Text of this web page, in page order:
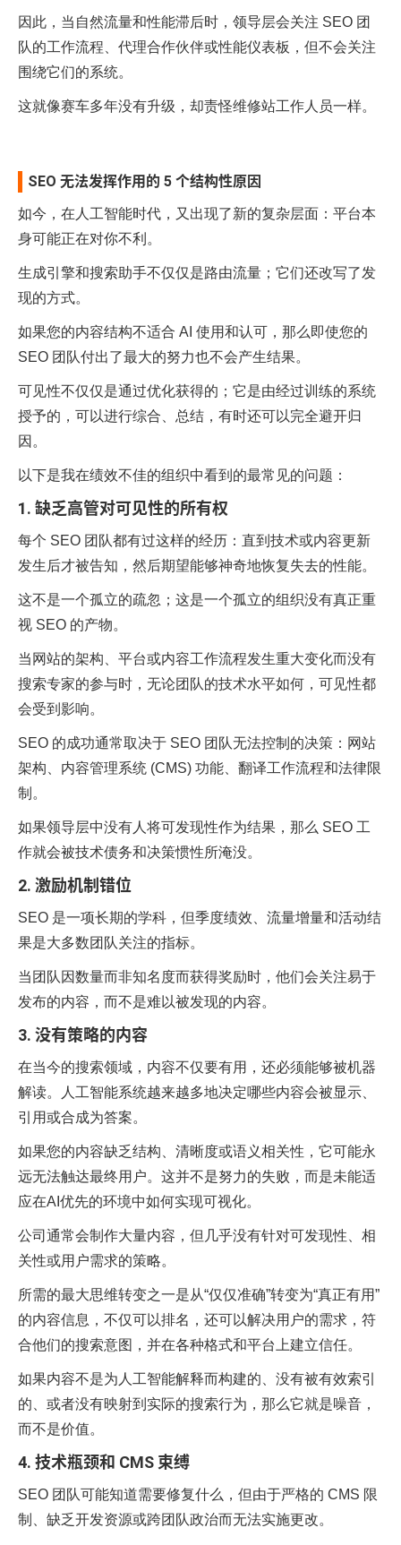
因此，当自然流量和性能滞后时，领导层会关注 SEO 团
队的工作流程、代理合作伙伴或性能仪表板，但不会关注
围绕它们的系统。
这就像赛车多年没有升级，却责怪维修站工作人员一样。
SEO 无法发挥作用的 5 个结构性原因
如今，在人工智能时代，又出现了新的复杂层面：平台本
身可能正在对你不利。
生成引擎和搜索助手不仅仅是路由流量；它们还改写了发
现的方式。
如果您的内容结构不适合 AI 使用和认可，那么即使您的
SEO 团队付出了最大的努力也不会产生结果。
可见性不仅仅是通过优化获得的；它是由经过训练的系统
授予的，可以进行综合、总结，有时还可以完全避开归
因。
以下是我在绩效不佳的组织中看到的最常见的问题：
1. 缺乏高管对可见性的所有权
每个 SEO 团队都有过这样的经历：直到技术或内容更新
发生后才被告知，然后期望能够神奇地恢复失去的性能。
这不是一个孤立的疏忽；这是一个孤立的组织没有真正重
视 SEO 的产物。
当网站的架构、平台或内容工作流程发生重大变化而没有
搜索专家的参与时，无论团队的技术水平如何，可见性都
会受到影响。
SEO 的成功通常取决于 SEO 团队无法控制的决策：网站
架构、内容管理系统 (CMS) 功能、翻译工作流程和法律限
制。
如果领导层中没有人将可发现性作为结果，那么 SEO 工
作就会被技术债务和决策惯性所淹没。
2. 激励机制错位
SEO 是一项长期的学科，但季度绩效、流量增量和活动结
果是大多数团队关注的指标。
当团队因数量而非知名度而获得奖励时，他们会关注易于
发布的内容，而不是难以被发现的内容。
3. 没有策略的内容
在当今的搜索领域，内容不仅要有用，还必须能够被机器
解读。人工智能系统越来越多地决定哪些内容会被显示、
引用或合成为答案。
如果您的内容缺乏结构、清晰度或语义相关性，它可能永
远无法触达最终用户。这并不是努力的失败，而是未能适
应在AI优先的环境中如何实现可视化。
公司通常会制作大量内容，但几乎没有针对可发现性、相
关性或用户需求的策略。
所需的最大思维转变之一是从“仅仅准确”转变为“真正有用”
的内容信息，不仅可以排名，还可以解决用户的需求，符
合他们的搜索意图，并在各种格式和平台上建立信任。
如果内容不是为人工智能解释而构建的、没有被有效索引
的、或者没有映射到实际的搜索行为，那么它就是噪音，
而不是价值。
4. 技术瓶颈和 CMS 束缚
SEO 团队可能知道需要修复什么，但由于严格的 CMS 限
制、缺乏开发资源或跨团队政治而无法实施更改。